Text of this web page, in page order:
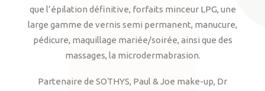
que l’épilation définitive, forfaits minceur LPG, une
large gamme de vernis semi permanent, manucure,
pédicure, maquillage mariée/soirée, ainsi que des
massages, la microdermabrasion.
Partenaire de SOTHYS, Paul & Joe make-up, Dr